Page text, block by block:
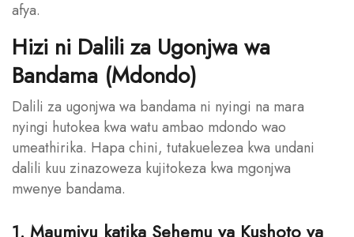
afya.
Hizi ni Dalili za Ugonjwa wa
Bandama (Mdondo)
Dalili za ugonjwa wa bandama ni nyingi na mara
nyingi hutokea kwa watu ambao mdondo wao
umeathirika. Hapa chini, tutakuelezea kwa undani
dalili kuu zinazoweza kujitokeza kwa mgonjwa
mwenye bandama.
1. Maumivu katika Sehemu ya Kushoto ya